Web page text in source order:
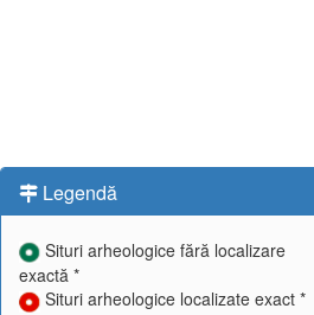
Legendă
Situri arheologice fără localizare
exactă *
Situri arheologice localizate exact *